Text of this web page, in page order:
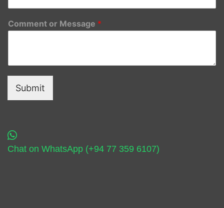
Comment or Message *
Submit
Chat on WhatsApp (+94 77 359 6107)